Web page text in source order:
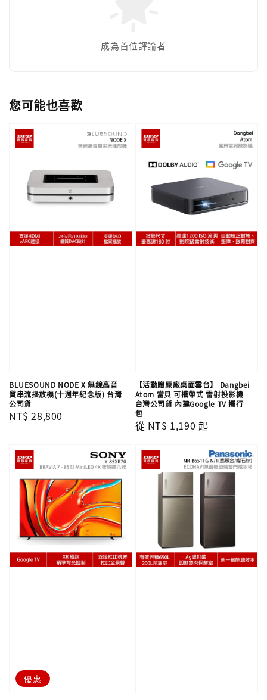
成為首位評論者
您可能也喜歡
BLUESOUND NODE X 無線高音
質串流播放機(十週年紀念版) 台灣
公司貨
Regular
NT$ 28,800
【活動贈原廠桌面雲台】 Dangbei
Atom 當貝 可攜帶式 雷射投影機
台灣公司貨 內建Google TV 攜行
包
Regular
從 NT$ 1,190 起
優惠